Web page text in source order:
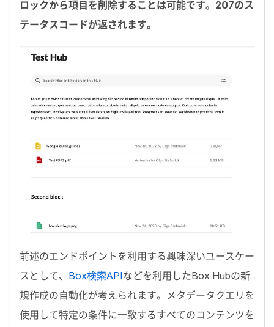
ロックから項目を削除することは可能です。 207のス
テータスコードが返されます。
前述のエンドポイントを利用する興味深いユースケー
スとして、 Box検索APIなどを利用したBox Hubの新
規作成の自動化が考えられます。メタデータクエリを
使用して特定の条件に一致するすべてのコンテンツを